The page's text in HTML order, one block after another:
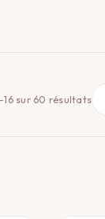
sur 60 résultats